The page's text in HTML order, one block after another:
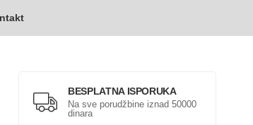
BESPLATNA ISPORUKA
Na sve porudžbine iznad 50000
dinara